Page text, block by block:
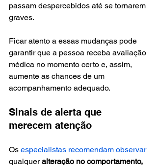
passam despercebidos até se tornarem
graves.
Ficar atento a essas mudanças pode
garantir que a pessoa receba avaliação
médica no momento certo e, assim,
aumente as chances de um
acompanhamento adequado.
Sinais de alerta que
merecem atenção
Os especialistas recomendam observar
qualquer alteração no comportamento,